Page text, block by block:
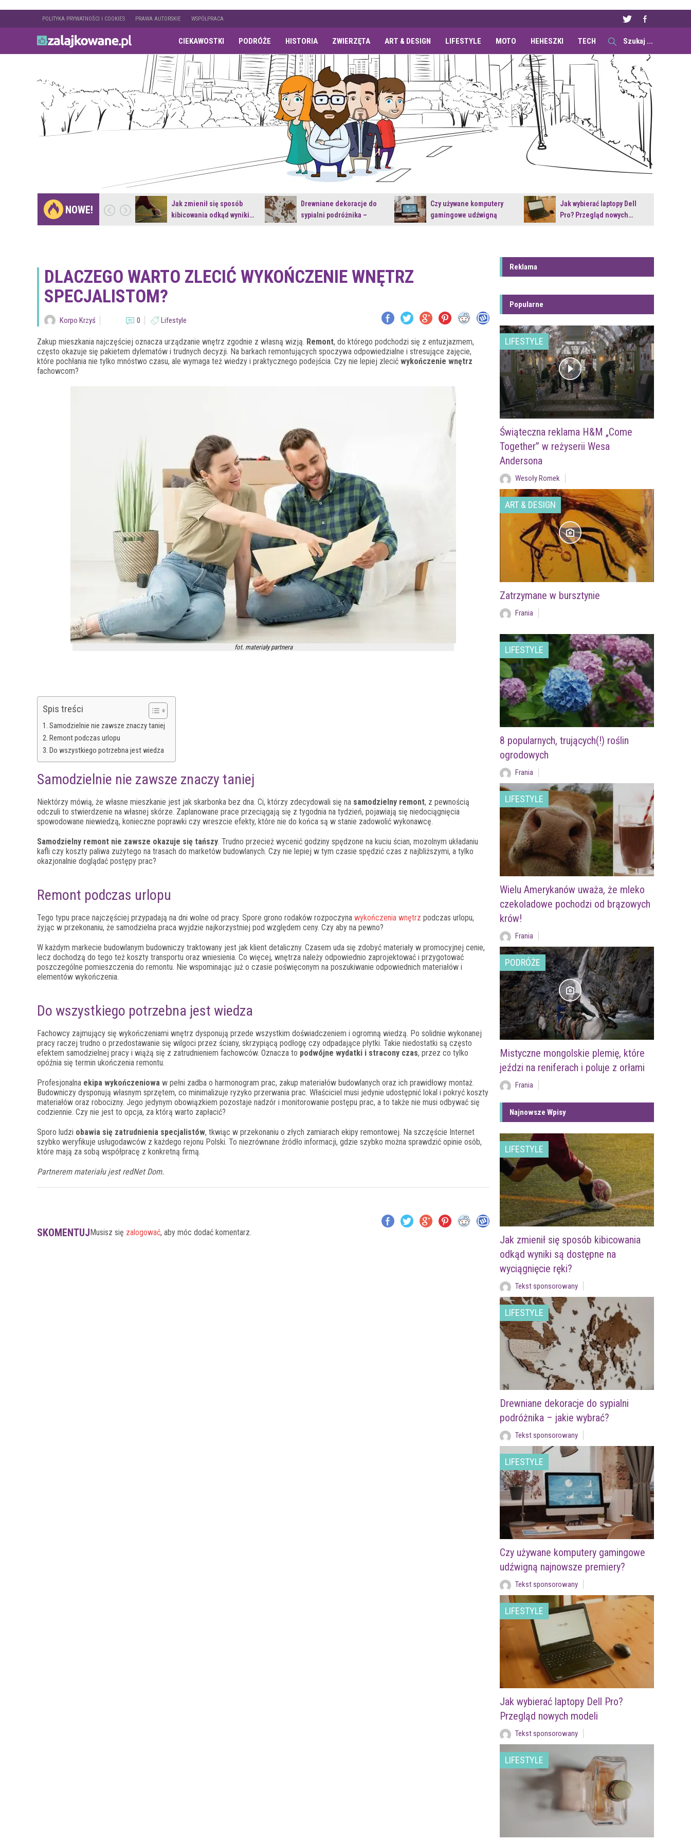
POLITYKA PRYWATNOŚCI I COOKIES PRAWA AUTORSKIE WSPÓŁPRACA
CIEKAWOSTKI PODRÓŻE HISTORIA ZWIERZĘTA ART & DESIGN LIFESTYLE MOTO HEHESZKI TECH
NOWE!
Gdzie pojechać na
weekend z naturą w…
Jak zmienił się sposób
kibicowania odkąd wyniki…
Drewniane dekoracje do
sypialni podróżnika –
Czy używane komputery
gamingowe udźwigną
Jak wybierać laptopy Dell
Pro? Przegląd nowych…
DLACZEGO WARTO ZLECIĆ WYKOŃCZENIE WNĘTRZ
SPECJALISTOM?
Korpo Krzyś 0 Lifestyle
Zakup mieszkania najczęściej oznacza urządzanie wnętrz zgodnie z własną wizją. Remont, do którego podchodzi się z entuzjazmem,
często okazuje się pakietem dylematów i trudnych decyzji. Na barkach remontujących spoczywa odpowiedzialne i stresujące zajęcie,
które pochłania nie tylko mnóstwo czasu, ale wymaga też wiedzy i praktycznego podejścia. Czy nie lepiej zlecić wykończenie wnętrz
fachowcom?
fot. materiały partnera
Spis treści
Samodzielnie nie zawsze znaczy taniej
Remont podczas urlopu
Do wszystkiego potrzebna jest wiedza
Samodzielnie nie zawsze znaczy taniej
Niektórzy mówią, że własne mieszkanie jest jak skarbonka bez dna. Ci, którzy zdecydowali się na samodzielny remont, z pewnością
odczuli to stwierdzenie na własnej skórze. Zaplanowane prace przeciągają się z tygodnia na tydzień, pojawiają się niedociągnięcia
spowodowane niewiedzą, konieczne poprawki czy wreszcie efekty, które nie do końca są w stanie zadowolić wykonawcę.
Samodzielny remont nie zawsze okazuje się tańszy. Trudno przecież wycenić godziny spędzone na kuciu ścian, mozolnym układaniu
kafli czy koszty paliwa zużytego na trasach do marketów budowlanych. Czy nie lepiej w tym czasie spędzić czas z najbliższymi, a tylko
okazjonalnie doglądać postępy prac?
Remont podczas urlopu
Tego typu prace najczęściej przypadają na dni wolne od pracy. Spore grono rodaków rozpoczyna wykończenia wnętrz podczas urlopu,
żyjąc w przekonaniu, że samodzielna praca wyjdzie najkorzystniej pod względem ceny. Czy aby na pewno?
W każdym markecie budowlanym budowniczy traktowany jest jak klient detaliczny. Czasem uda się zdobyć materiały w promocyjnej cenie,
lecz dochodzą do tego też koszty transportu oraz wniesienia. Co więcej, wnętrza należy odpowiednio zaprojektować i przygotować
poszczególne pomieszczenia do remontu. Nie wspominając już o czasie poświęconym na poszukiwanie odpowiednich materiałów i
elementów wykończenia.
Do wszystkiego potrzebna jest wiedza
Fachowcy zajmujący się wykończeniami wnętrz dysponują przede wszystkim doświadczeniem i ogromną wiedzą. Po solidnie wykonanej
pracy raczej trudno o przedostawanie się wilgoci przez ściany, skrzypiącą podłogę czy odpadające płytki. Takie niedostatki są często
efektem samodzielnej pracy i wiążą się z zatrudnieniem fachowców. Oznacza to podwójne wydatki i stracony czas, przez co tylko
opóźnia się termin ukończenia remontu.
Profesjonalna ekipa wykończeniowa w pełni zadba o harmonogram prac, zakup materiałów budowlanych oraz ich prawidłowy montaż.
Budowniczy dysponują własnym sprzętem, co minimalizuje ryzyko przerwania prac. Właściciel musi jedynie udostępnić lokal i pokryć koszty
materiałów oraz robocizny. Jego jedynym obowiązkiem pozostaje nadzór i monitorowanie postępu prac, a to także nie musi odbywać się
codziennie. Czy nie jest to opcja, za którą warto zapłacić?
Sporo ludzi obawia się zatrudnienia specjalistów, tkwiąc w przekonaniu o złych zamiarach ekipy remontowej. Na szczęście Internet
szybko weryfikuje usługodawców z każdego rejonu Polski. To niezrównane źródło informacji, gdzie szybko można sprawdzić opinie osób,
które mają za sobą współpracę z konkretną firmą.
Partnerem materiału jest redNet Dom.
SKOMENTUJMusisz się zalogować, aby móc dodać komentarz.
Reklama
Popularne
LIFESTYLE
Świąteczna reklama H&M „Come
Together” w reżyserii Wesa
Andersona
Wesoły Romek
ART & DESIGN
Zatrzymane w bursztynie
Frania
LIFESTYLE
8 popularnych, trujących(!) roślin
ogrodowych
Frania
LIFESTYLE
Wielu Amerykanów uważa, że mleko
czekoladowe pochodzi od brązowych
krów!
Frania
PODRÓŻE
Mistyczne mongolskie plemię, które
jeździ na reniferach i poluje z orłami
Frania
Najnowsze Wpisy
LIFESTYLE
Jak zmienił się sposób kibicowania
odkąd wyniki są dostępne na
wyciągnięcie ręki?
Tekst sponsorowany
LIFESTYLE
Drewniane dekoracje do sypialni
podróżnika – jakie wybrać?
Tekst sponsorowany
LIFESTYLE
Czy używane komputery gamingowe
udźwigną najnowsze premiery?
Tekst sponsorowany
LIFESTYLE
Jak wybierać laptopy Dell Pro?
Przegląd nowych modeli
Tekst sponsorowany
LIFESTYLE